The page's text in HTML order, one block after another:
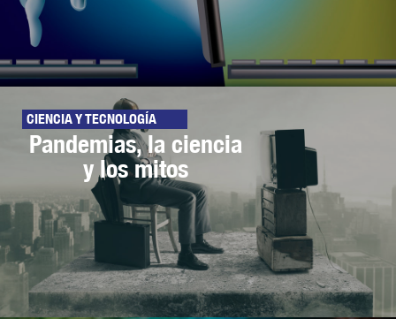
CIENCIA Y TECNOLOGÍA
Pandemias, la ciencia
y los mitos